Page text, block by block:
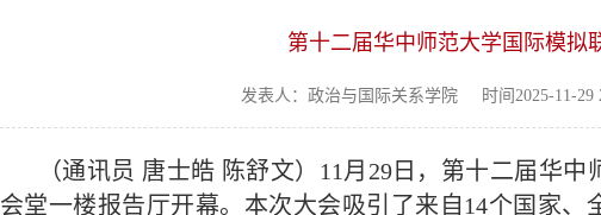
第十二届华中师范大学国际模拟
发表人：政治与国际关系学院 时间2025-11-29
（通讯员 唐士皓 陈舒文）11月29日，第十二届华
会堂一楼报告厅开幕。本次大会吸引了来自14个国家、